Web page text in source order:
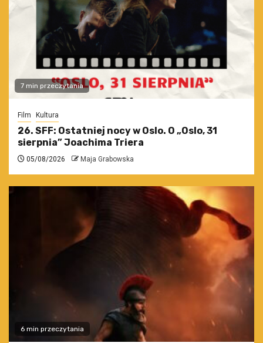
7 min przeczytania
Film Kultura
26. SFF: Ostatniej nocy w Oslo. O „Oslo, 31
sierpnia” Joachima Triera
05/08/2026 Maja Grabowska
6 min przeczytania